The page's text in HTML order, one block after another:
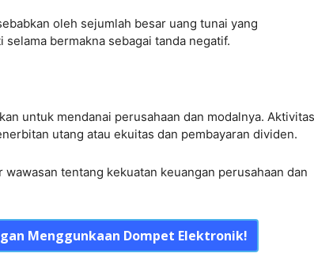
oleh sejumlah besar uang tunai yang
bermakna sebagai tanda negatif.
untuk mendanai perusahaan dan modalnya. Aktivitas
utang atau ekuitas dan pembayaran dividen.
tentang kekuatan keuangan perusahaan dan
Menggunkaan Dompet Elektronik!